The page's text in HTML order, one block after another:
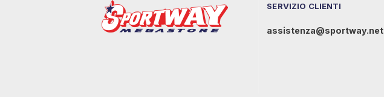
SERVIZIO CLIENTI
assistenza@sportway.net